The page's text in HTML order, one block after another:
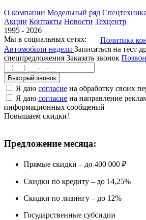
О компании Модельный ряд Спецтехника
Акции Контакты Новости Техцентр
1995 - 2026
Мы в социальных сетях:
Политика
Автомобили недели Записаться на тест-
спецпредложения Заказать звонок
Быстрый звонок
Я даю согласие на обработку своих
Я даю согласие на направление
информационных сообщений
Повышаем скидки!
Предложение месяца:
Прямые скидки – до 400 000 ₽
Скидки по кредиту – до 14,25%
Скидки по лизингу – до 12%
Государственные субсидии